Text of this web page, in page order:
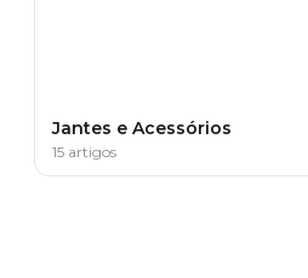
Jantes e Acessórios
15 artigos